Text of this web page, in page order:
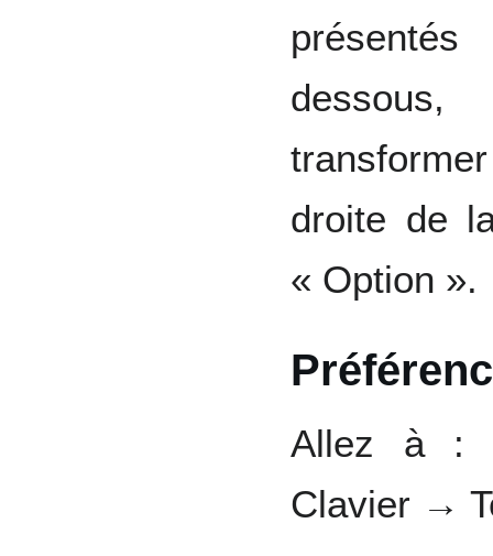
droite de
« Option ».
Allez à :
Clavier →